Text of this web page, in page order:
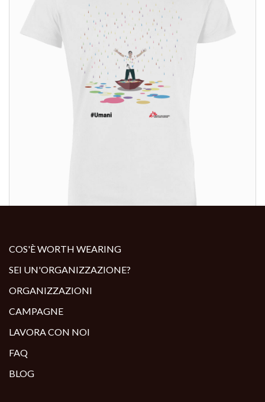
COS'È WORTH WEARING
SEI UN'ORGANIZZAZIONE?
ORGANIZZAZIONI
CAMPAGNE
LAVORA CON NOI
FAQ
BLOG